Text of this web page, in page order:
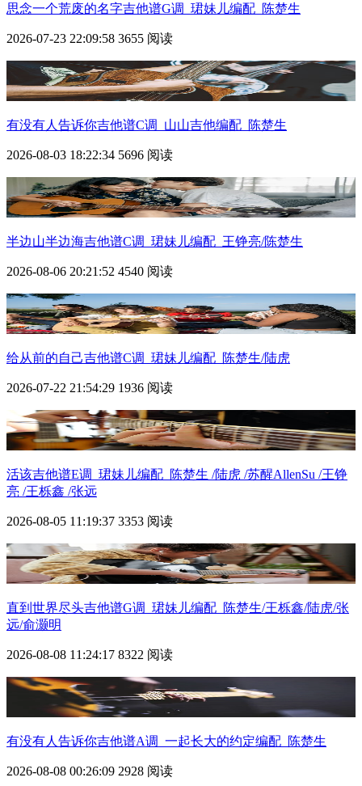
思念一个荒废的名字吉他谱G调_珺妹儿编配_陈楚生
2026-07-23 22:09:58 3655 阅读
有没有人告诉你吉他谱C调_山山吉他编配_陈楚生
2026-08-03 18:22:34 5696 阅读
半边山半边海吉他谱C调_珺妹儿编配_王铮亮/陈楚生
2026-08-06 20:21:52 4540 阅读
给从前的自己吉他谱C调_珺妹儿编配_陈楚生/陆虎
2026-07-22 21:54:29 1936 阅读
活该吉他谱E调_珺妹儿编配_陈楚生 /陆虎 /苏醒AllenSu /王铮
亮 /王栎鑫 /张远
2026-08-05 11:19:37 3353 阅读
直到世界尽头吉他谱G调_珺妹儿编配_陈楚生/王栎鑫/陆虎/张
远/俞灏明
2026-08-08 11:24:17 8322 阅读
有没有人告诉你吉他谱A调_一起长大的约定编配_陈楚生
2026-08-08 00:26:09 2928 阅读